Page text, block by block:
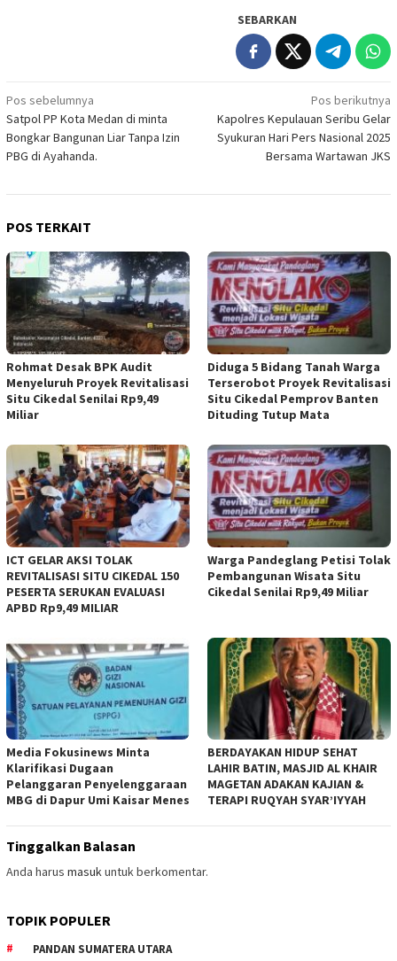
SEBARKAN
Navigasi
pos
Pos sebelumnya
Satpol PP Kota Medan di minta
Bongkar Bangunan Liar Tanpa Izin
PBG di Ayahanda.
Pos berikutnya
Kapolres Kepulauan Seribu Gelar
Syukuran Hari Pers Nasional 2025
Bersama Wartawan JKS
POS TERKAIT
Rohmat Desak BPK Audit
Menyeluruh Proyek Revitalisasi
Situ Cikedal Senilai Rp9,49
Miliar
Diduga 5 Bidang Tanah Warga
Terserobot Proyek Revitalisasi
Situ Cikedal Pemprov Banten
Dituding Tutup Mata
ICT GELAR AKSI TOLAK
REVITALISASI SITU CIKEDAL 150
PESERTA SERUKAN EVALUASI
APBD Rp9,49 MILIAR
Warga Pandeglang Petisi Tolak
Pembangunan Wisata Situ
Cikedal Senilai Rp9,49 Miliar
Media Fokusinews Minta
Klarifikasi Dugaan
Pelanggaran Penyelenggaraan
MBG di Dapur Umi Kaisar Menes
BERDAYAKAN HIDUP SEHAT
LAHIR BATIN, MASJID AL KHAIR
MAGETAN ADAKAN KAJIAN &
TERAPI RUQYAH SYAR’IYYAH
Tinggalkan Balasan
Anda harus masukuntuk berkomentar.
TOPIK POPULER
PANDAN SUMATERA UTARA